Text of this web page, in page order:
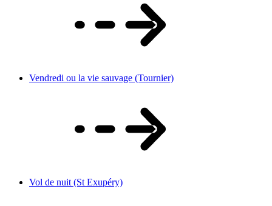
Vendredi ou la vie sauvage (Tournier)
Vol de nuit (St Exupéry)